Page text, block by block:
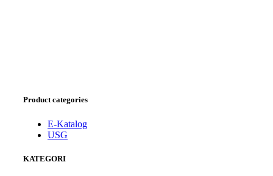
Product categories
E-Katalog
USG
KATEGORI